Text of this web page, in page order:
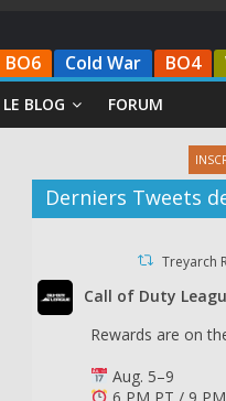
BO6 Cold War BO4
LE BLOG FORUM
Derniers Tweets
Treyarch
Call of Duty
Rewards are on
Aug. 5–9